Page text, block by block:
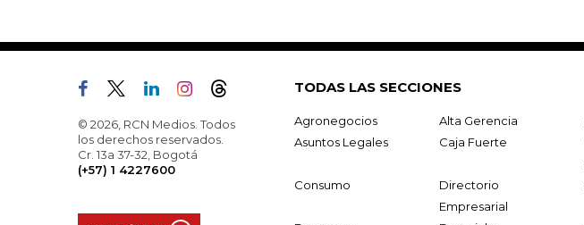
© 2026, RCN Medios. Todos
los derechos reservados.
Cr. 13a 37-32, Bogotá
(+57) 1 4227600
TODAS LAS SECCIONES
Agronegocios Alta Gerencia
Asuntos Legales
Caja Fuerte
Consumo
Directorio
Empresarial